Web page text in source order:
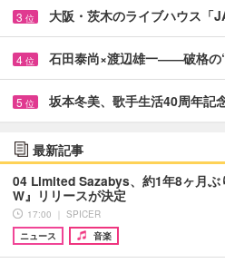
3 位 大阪・茨木のライブハウス
4 位 石田泰尚×渡辺雄一――破格
5 位 坂本冬美、歌手生活40周年
最新記事
04 Limited Sazabys、約1年8ヶ月ぶ
W』リリースが決定
17:00 ｜ SPICER
ニュース
音楽